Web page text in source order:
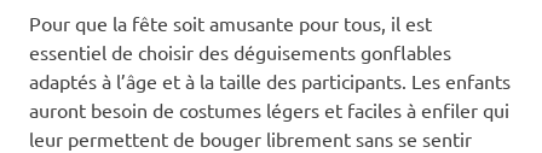
Pour que la fête soit amusante pour tous, il est
essentiel de choisir des déguisements gonflables
adaptés à l’âge et à la taille des participants. Les enfants
auront besoin de costumes légers et faciles à enfiler qui
leur permettent de bouger librement sans se sentir